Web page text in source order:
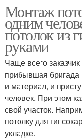
Монтаж
одним
потолок из
руками
Чаще всего
прибывшая бригада
и материал, и
человек. При этом
свой участок.
потолку для
укладке.